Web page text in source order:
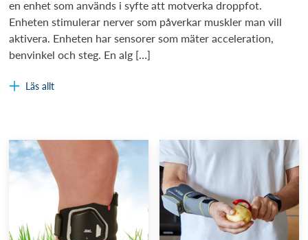
en enhet som används i syfte att motverka droppfot.
Enheten stimulerar nerver som påverkar muskler man vill
aktivera. Enheten har sensorer som mäter acceleration,
benvinkel och steg. En alg […]
Läs allt